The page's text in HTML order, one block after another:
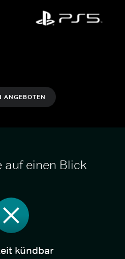
ANGEBOTEN
auf einen Blick
kündbar